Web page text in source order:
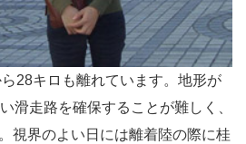
28キロも離れています。地形が
滑走路を確保することが難しく、
視界のよい日には離着陸の際に桂